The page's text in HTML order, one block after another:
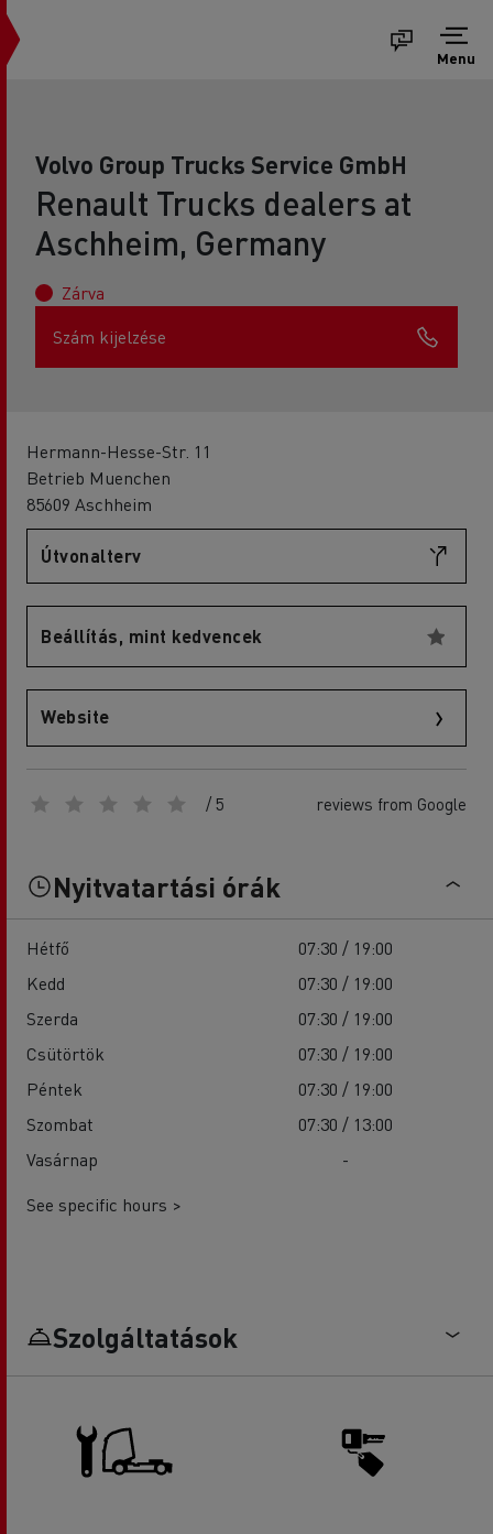
Menu
Volvo Group Trucks Service GmbH
Renault Trucks dealers at
Aschheim, Germany
Zárva
Szám kijelzése
Hermann-Hesse-Str. 11
Betrieb Muenchen
85609 Aschheim
Útvonalterv
Beállítás, mint kedvencek
Website
/ 5 reviews from Google
Nyitvatartási órák
Hétfő
07:30 / 19:00
Kedd
07:30 / 19:00
Szerda
07:30 / 19:00
Csütörtök
07:30 / 19:00
Péntek
07:30 / 19:00
Szombat
07:30 / 13:00
Vasárnap
-
See specific hours >
Szolgáltatások